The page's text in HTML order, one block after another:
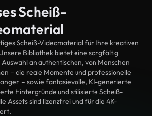
Scheiß-
Scheiß-Videomaterial für Ihre kreativen
Bibliothek bietet eine sorgfältig
an authentischen, von Menschen
– die reale Momente und professionelle
– sowie fantasievolle, KI-generierte
Hintergründe und stilisierte Scheiß-
Assets sind lizenzfrei und für die 4K-